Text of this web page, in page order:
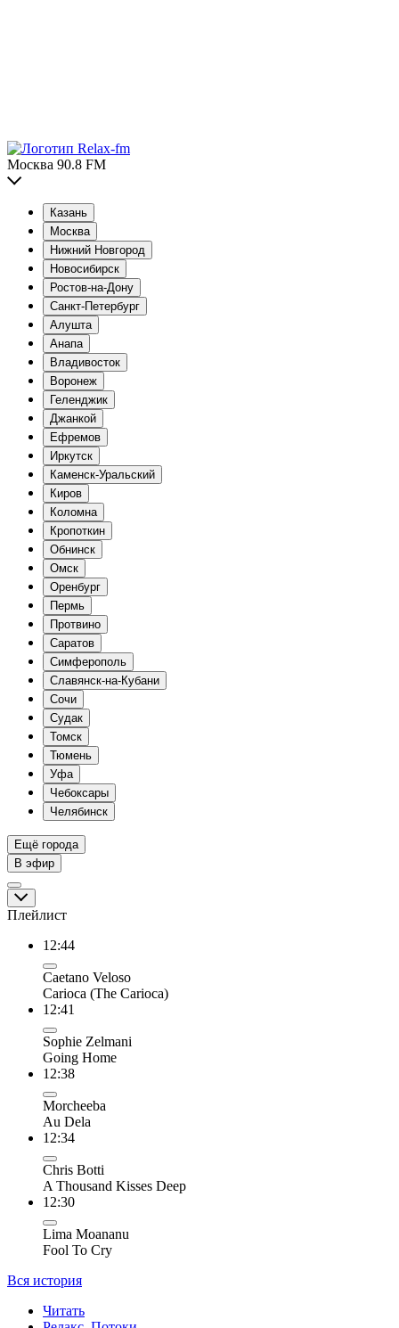
Москва 90.8 FM
Казань
Москва
Нижний Новгород
Новосибирск
Ростов-на-Дону
Санкт-Петербург
Алушта
Анапа
Владивосток
Воронеж
Геленджик
Джанкой
Ефремов
Иркутск
Каменск-Уральский
Киров
Коломна
Кропоткин
Обнинск
Омск
Оренбург
Пермь
Протвино
Саратов
Симферополь
Славянск-на-Кубани
Сочи
Судак
Томск
Тюмень
Уфа
Чебоксары
Челябинск
Ещё города
В эфир
Плейлист
12:44
Caetano Veloso
Carioca (The Carioca)
12:41
Sophie Zelmani
Going Home
12:38
Morcheeba
Au Dela
12:34
Chris Botti
A Thousand Kisses Deep
12:30
Lima Moananu
Fool To Cry
Вся история
Читать